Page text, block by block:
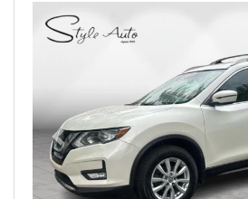
Previous